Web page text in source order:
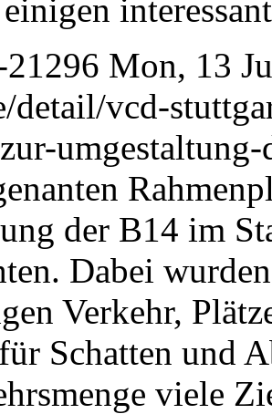
21296 Mon, 13
detail/vcd-
der B14 im
Dabei
Verkehr,
Schatten und
viele